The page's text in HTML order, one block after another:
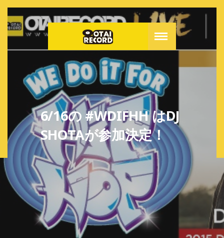
6/16の #WDIFHH はDJ
SHOTAが参加決定！